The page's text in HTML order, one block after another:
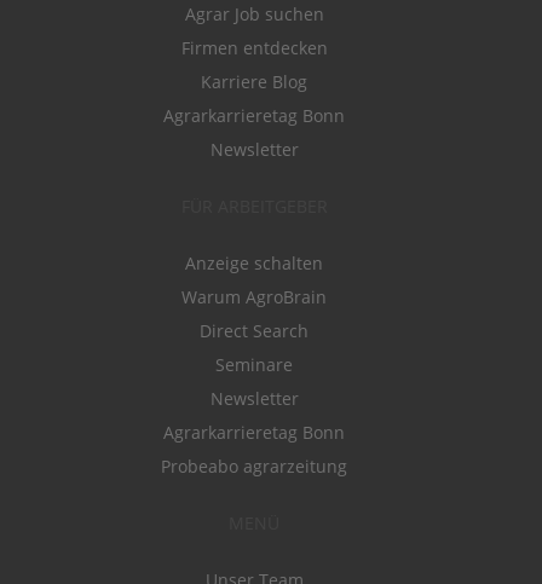
Agrar Job suchen
Firmen entdecken
Karriere Blog
Agrarkarrieretag Bonn
Newsletter
Anzeige schalten
Warum AgroBrain
Direct Search
Seminare
Newsletter
Agrarkarrieretag Bonn
Probeabo agrarzeitung